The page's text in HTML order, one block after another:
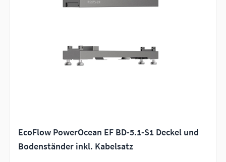
EcoFlow PowerOcean EF BD-5.1-S1 Deckel und
Bodenständer inkl. Kabelsatz